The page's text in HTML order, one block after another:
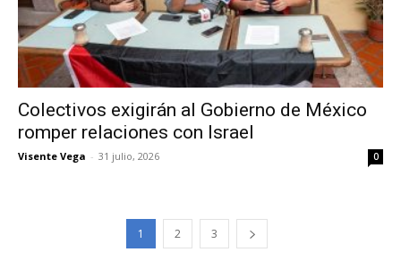
Colectivos exigirán al Gobierno de México
romper relaciones con Israel
Visente Vega - 31 julio, 2026 0
1 2 3